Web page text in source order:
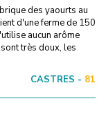
des yaourts au
d'une ferme de 150
aucun arôme
très doux, les
CASTRES - 81